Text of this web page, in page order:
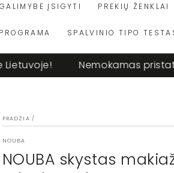
ĮSIGYTI PREKIŲ ŽENKLAI
SPALVINIO TIPO
Nemokamas
PRADŽIA /
NOUBA
NOUBA skystas